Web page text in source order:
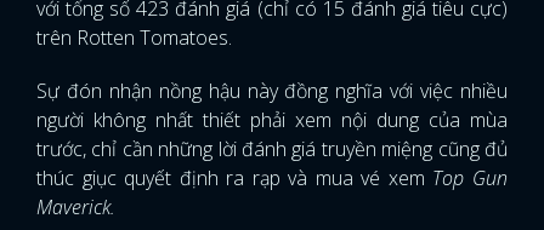
với tổng số 423 đánh giá (chỉ có 15 đánh giá tiêu cực)
trên Rotten Tomatoes.
Sự đón nhận nồng hậu này đồng nghĩa với việc nhiều
người không nhất thiết phải xem nội dung của mùa
trước, chỉ cần những lời đánh giá truyền miệng cũng đủ
thúc giục quyết định ra rạp và mua vé xem Top Gun
Maverick.